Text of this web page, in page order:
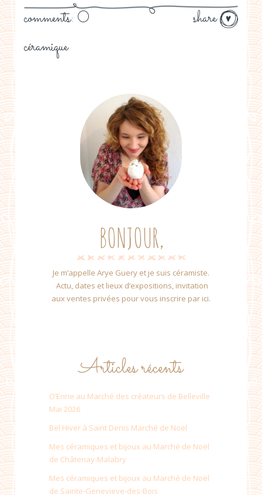
share
comments: 0
céramique
BONJOUR,
Je m’appelle Arye Guery et je suis céramiste.
Actu, dates et lieux d’expositions, invitation
aux ventes privées pour vous inscrire par ici.
Articles récents
O’Erine au Marché des créateurs de Belleville
Mai 2026
Bel Hiver à Saint Denis Marché de Noël
Mes céramiques et bijoux au Marché de Noël
de Châtenay-Malabry
Mes céramiques et bijoux au Marché de Noël
de Sainte-Genevieve-des-Bois